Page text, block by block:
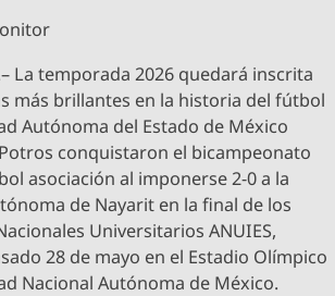
La temporada 2026 quedará inscrita
más brillantes en la historia del fútbol
Autónoma del Estado de México
conquistaron el bicampeonato
asociación al imponerse 2-0 a la
de Nayarit en la final de los
Universitarios ANUIES,
28 de mayo en el Estadio Olímpico
Nacional Autónoma de México.